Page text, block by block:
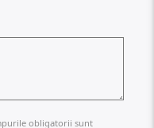
obligatorii sunt